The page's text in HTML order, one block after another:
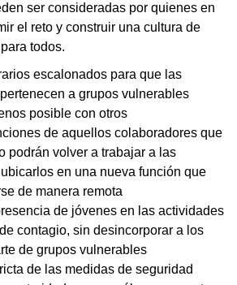
ser consideradas por quienes en
el reto y construir una cultura de
todos.
escalonados para que las
a grupos vulnerables
posible con otros
de aquellos colaboradores que
podrán volver a trabajar a las
en una nueva función que
de manera remota
de jóvenes en las actividades
contagio, sin desincorporar a los
de grupos vulnerables
de las medidas de seguridad